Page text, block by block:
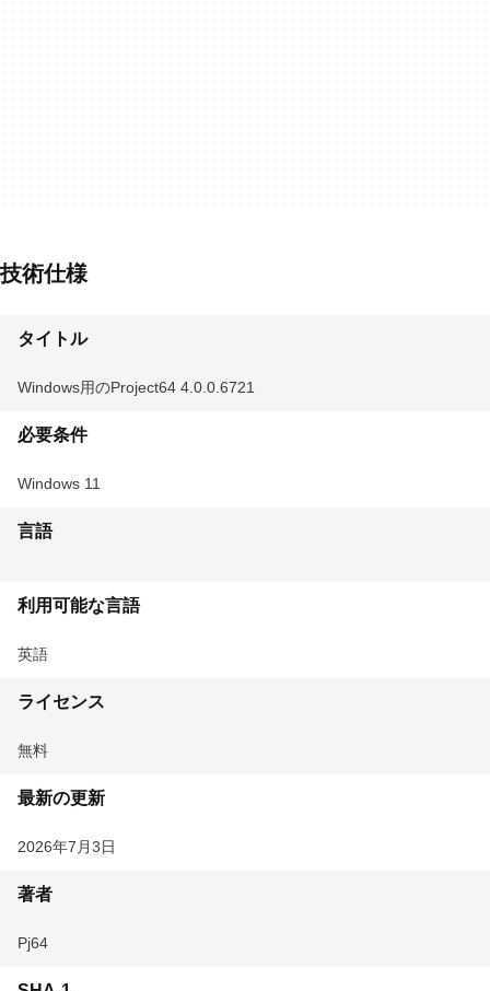
技術仕様
タイトル
Windows用のProject64 4.0.0.6721
必要条件
Windows 11
言語
利用可能な言語
英語
ライセンス
無料
最新の更新
2026年7月3日
著者
Pj64